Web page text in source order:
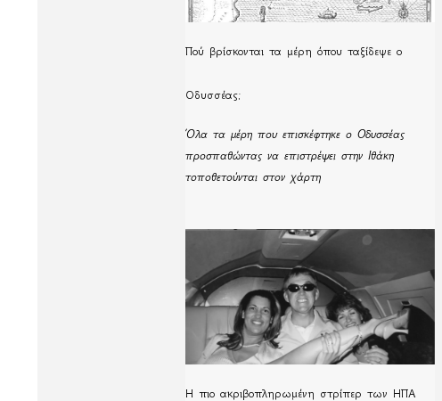
Πού βρίσκονται τα μέρη όπου ταξίδεψε ο
Οδυσσέας;
Όλα τα μέρη που επισκέφτηκε ο Οδυσσέας
προσπαθώντας να επιστρέψει στην Ιθάκη
τοποθετούνται στον χάρτη
H πιο ακριβοπληρωμένη στρίπερ των ΗΠΑ